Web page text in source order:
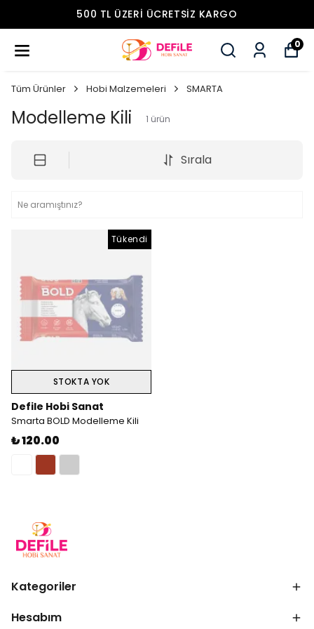
500 TL ÜZERI ÜCRETSIZ KARGO
0
Tüm Ürünler Hobi Malzemeleri SMARTA
Modelleme Kili 1 ürün
Sırala
Tükendi
STOKTA YOK
Defile Hobi Sanat
Smarta BOLD Modelleme Kili
₺ 120.00
Kategoriler
Hesabım